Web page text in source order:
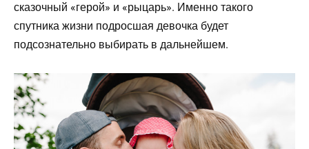
сказочный «герой» и «рыцарь». Именно такого
спутника жизни подросшая девочка будет
подсознательно выбирать в дальнейшем.